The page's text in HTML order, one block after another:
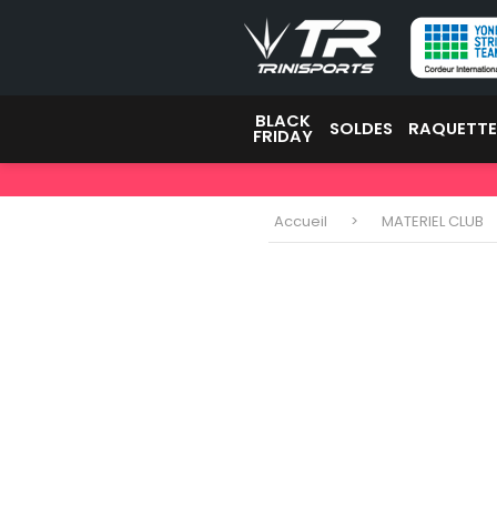
BLACK
FRIDAY SOLDES RAQUETTE
Accueil MATERIEL CLUB